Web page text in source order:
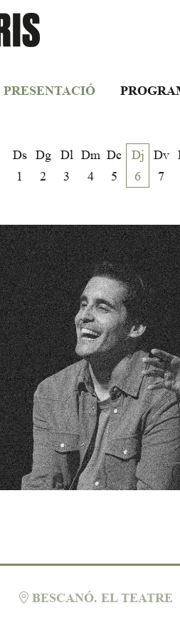
PRESENTACIÓ
Ds
1
Dg
2
Dl
3
Dm
4
Dc
5
Dj
6
Dv
7
BESCANÓ. EL TEATRE